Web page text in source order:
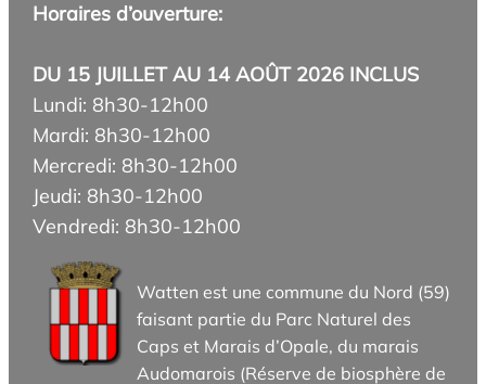
Horaires d’ouverture:
DU 15 JUILLET AU 14 AOÛT 2026 INCLUS
Lundi: 8h30-12h00
Mardi: 8h30-12h00
Mercredi: 8h30-12h00
Jeudi: 8h30-12h00
Vendredi: 8h30-12h00
Watten est une commune du Nord (59)
faisant partie du Parc Naturel des
Caps et Marais d’Opale, du marais
Audomarois (Réserve de biosphère de